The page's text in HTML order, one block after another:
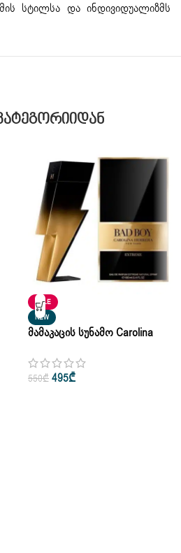
სტილსა და ინდივიდუალიზმს
SALE
NEW
Მამაკაცის Სუნამო Carolina
Parfum 100ml
550₾ 495₾